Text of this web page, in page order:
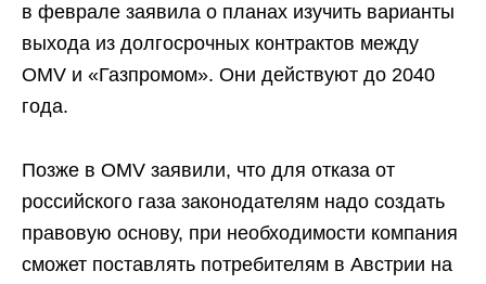
в феврале заявила о планах изучить варианты
выхода из долгосрочных контрактов между
OMV и «Газпромом». Они действуют до 2040
года.
Позже в OMV заявили, что для отказа от
российского газа законодателям надо создать
правовую основу, при необходимости компания
сможет поставлять потребителям в Австрии на